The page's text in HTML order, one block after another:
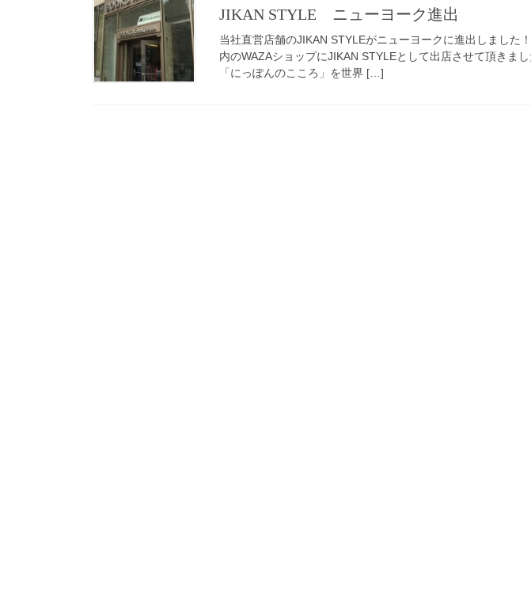
JIKAN STYLE ニューヨーク進出
当社直営店舗のJIKAN STYLEがニューヨークに進出しました
内のWAZAショップにJIKAN STYLEとして出店させて頂きま
「にっぽんのこころ」を世界 […]